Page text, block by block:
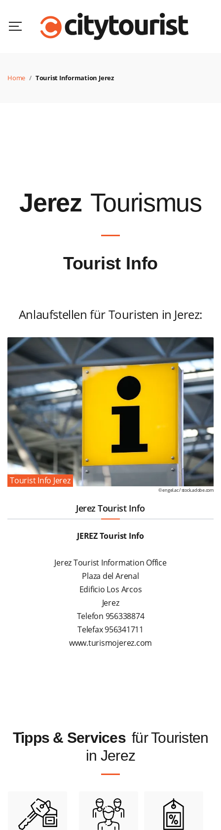
Home Tourist Information Jerez
Jerez Tourismus
Tourist Info
Anlaufstellen für Touristen in Jerez:
Tourist Info Jerez
© engel.ac /stock.adobe.com
Jerez Tourist Info
JEREZ Tourist Info
Jerez Tourist Information Office
Plaza del Arenal
Edificio Los Arcos
Jerez
Telefon 956338874
Telefax 956341711
www.turismojerez.com
Tipps & Services für Touristen
in Jerez